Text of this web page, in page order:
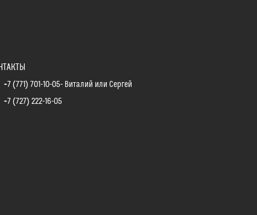
+7 (771) 701-10-05 Виталий или Сергей
+7 (727) 222-16-05